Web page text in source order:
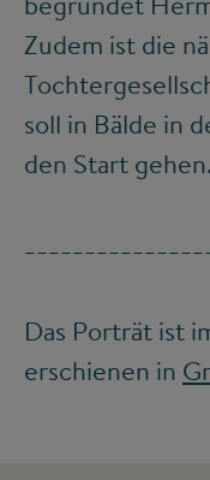
Zudem ist die
soll in Bälde in
den Start gehen.
Das Porträt ist
erschienen in